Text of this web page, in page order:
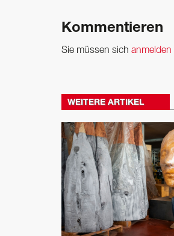
Kommentieren
Sie müssen sich anmelden
WEITERE ARTIKEL